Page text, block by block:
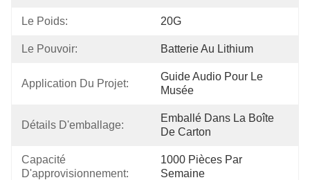
Le Poids: 20G
Le Pouvoir: Batterie Au Lithium
Application Du Projet:
Guide Audio Pour Le
Musée
Détails D'emballage:
Emballé Dans La Boîte
De Carton
Capacité
D'approvisionnement:
1000 Pièces Par
Semaine